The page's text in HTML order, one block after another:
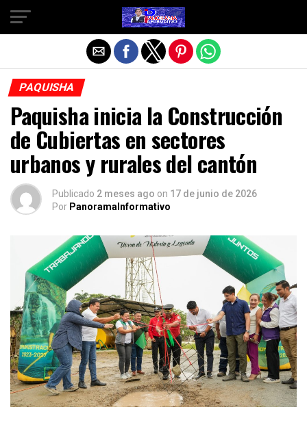
PAQUISHA
Paquisha inicia la Construcción
de Cubiertas en sectores
urbanos y rurales del cantón
Publicado 2 meses ago on 17 de junio de 2026
Por PanoramaInformativo
Salir de la versión móvil